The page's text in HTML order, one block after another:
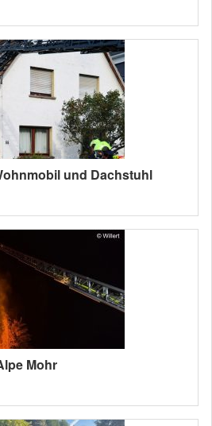
und Dachstuhl
Mohr